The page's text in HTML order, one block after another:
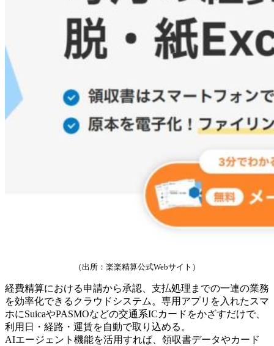
（出所：楽楽精算公式Webサイト）
経費精算における申請から承認、支払処理までの一連の業務
を効率化できるクラウドシステム。専用アプリを入れたスマ
ホにSuicaやPASMOなどの交通系ICカードをかざすだけで、
利用日・経路・運賃を自動で取り込める。
AIエージェント機能を活用すれば、領収書データやカード